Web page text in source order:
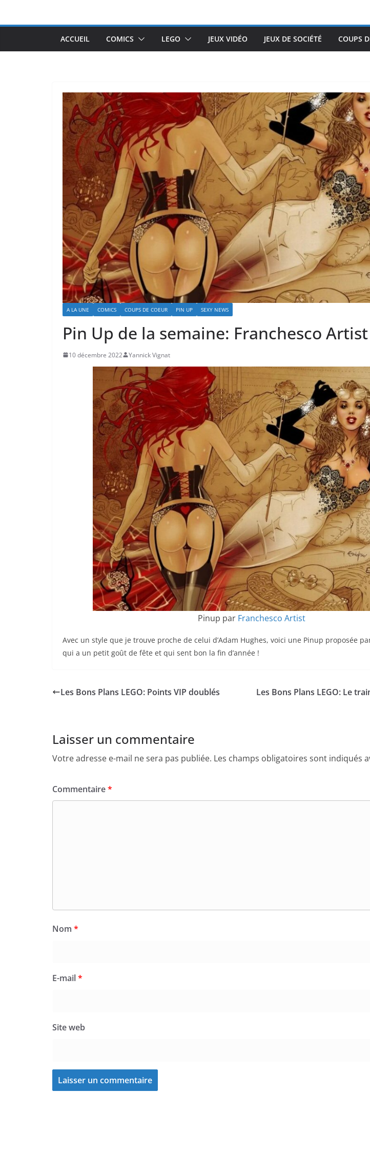
ACCUEIL COMICS LEGO JEUX VIDÉO JEUX DE SOCIÉTÉ COUPS
A LA UNE COMICS COUPS DE COEUR PIN UP SEXY NEWS
Pin Up de la semaine: Franchesco Artist
10 décembre 2022 Yannick Vignat
Pinup par Franchesco Artist
Avec un style que je trouve proche de celui d’Adam Hughes, voici une Pinup proposée
qui a un petit goût de fête et qui sent bon la fin d’année !
Les Bons Plans LEGO: Points VIP doublés Les Bons Plans LEGO: Le
Laisser un commentaire
Votre adresse e-mail ne sera pas publiée. Les champs obligatoires sont indiqués
Commentaire*
Nom *
E-mail*
Site web